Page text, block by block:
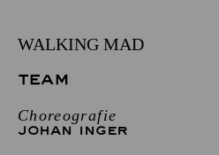
WALKING MAD
TEAM
Choreografie
JOHAN INGER